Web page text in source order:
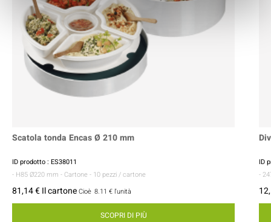
Scatola tonda Encas Ø 210 mm
ID prodotto : ES38011
- H85 Ø220 mm - Cartone - 10 pezzi / cartone
81,14 € Il cartoneCioè 8.11 € l'unità
SCOPRI DI PIÙ
ID
-